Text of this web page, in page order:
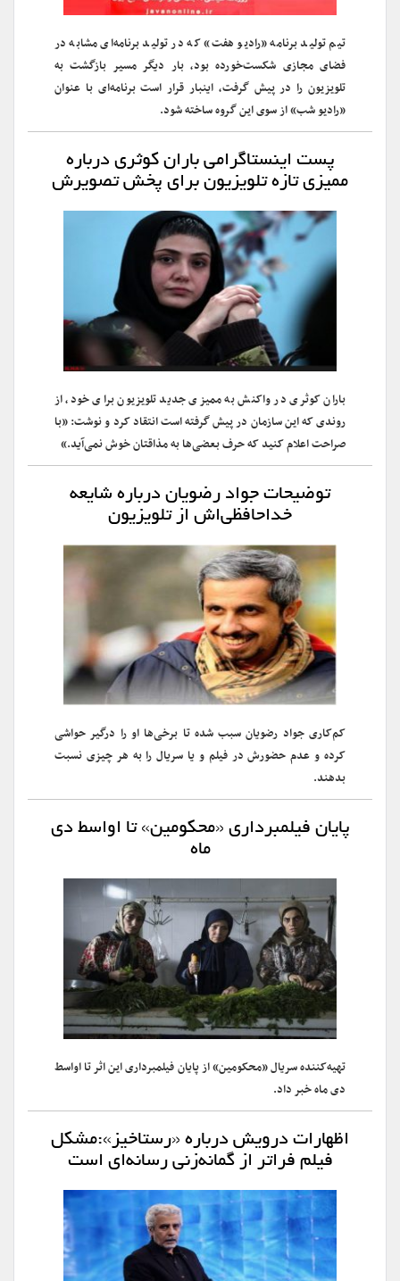
تیم تولید برنامه «رادیو هفت» که در تولید برنامه‌ای مشابه در
فضای مجازی شکست‌خورده بود، بار دیگر مسیر بازگشت به
تلویزیون را در پیش گرفت، اینبار قرار است برنامه‌ای با عنوان
«رادیو شب» از سوی این گروه ساخته شود.
پست اینستاگرامی باران کوثری درباره
ممیزی تازه تلویزیون برای پخش تصویرش
باران کوثری در واکنش به ممیزی جدید تلویزیون برای خود، از
روندی که این سازمان در پیش گرفته است انتقاد کرد و نوشت: «با
صراحت اعلام کنید که حرف بعضی‌ها به مذاقتان خوش نمی‌آید.»
توضیحات جواد رضویان درباره شایعه
خداحافظی‌اش از تلویزیون
کم‌کاری جواد رضویان سبب شده تا برخی‌ها او را درگیر حواشی
کرده و عدم حضورش در فیلم و یا سریال را به هر چیزی نسبت
بدهند.
پایان فیلمبرداری «محکومین» تا اواسط دی
ماه
تهیه‌کننده سریال «محکومین» از پایان فیلمبرداری این اثر تا اواسط
دی ماه خبر داد.
اظهارات درویش درباره «رستاخیز»:مشکل
فیلم فراتر از گمانه‌زنی‌ رسانه‌ای است